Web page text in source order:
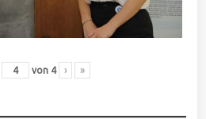
von 4 › »